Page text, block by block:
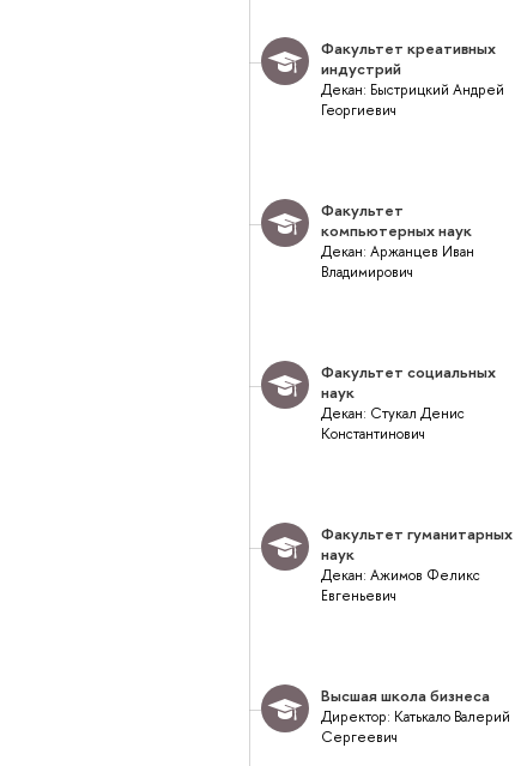
Факультет креативных
индустрий
Декан: Быстрицкий Андрей
Георгиевич
Факультет
компьютерных наук
Декан: Аржанцев Иван
Владимирович
Факультет социальных
наук
Декан: Стукал Денис
Константинович
Факультет гуманитарных
наук
Декан: Ажимов Феликс
Евгеньевич
Высшая школа бизнеса
Директор: Катькало Валерий
Сергеевич